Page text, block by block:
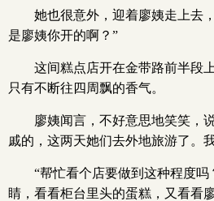
她也很意外，迎着廖姨走上去
是廖姨你开的啊？”
这间糕点店开在金带路前半段
只有不断往四周飘的香气。
廖姨闻言，不好意思地笑笑，
戚的，这两天她们去外地旅游了。
“帮忙看个店要做到这种程度吗
睛，看看柜台里头的蛋糕，又看看